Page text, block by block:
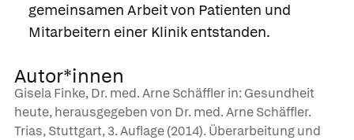
gemeinsamen Arbeit von Patienten und
Mitarbeitern einer Klinik entstanden.
Autor*innen
Gisela Finke, Dr. med. Arne Schäffler in: Gesundheit
heute, herausgegeben von Dr. med. Arne Schäffler.
Trias, Stuttgart, 3. Auflage (2014). Überarbeitung und